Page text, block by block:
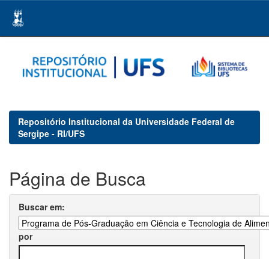
navigation
Repositório Institucional da Universidade Federal de
Sergipe - RI/UFS
Página de Busca
Buscar em:
por